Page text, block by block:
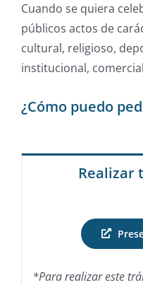
Cuando se quiera
públicos actos de
cultural, religioso,
institucional,
¿Cómo puedo
Realizar
*Para realizar este